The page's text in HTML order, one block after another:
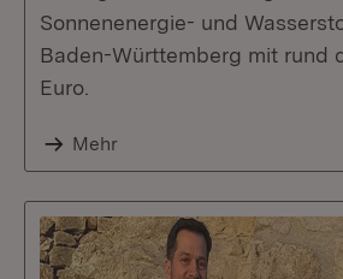
Sonnenenergie- und
Baden-Württemberg mit rund
Euro.
Mehr